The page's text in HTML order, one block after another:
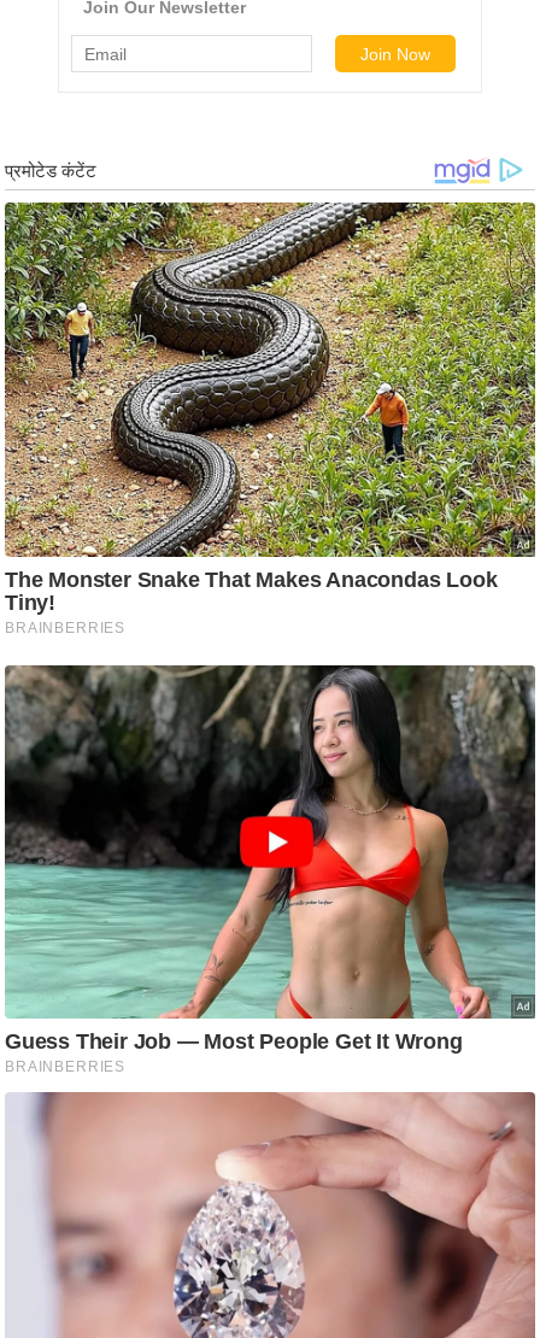
भ
ए
म
.
आ
र
.
आ
ई
.
चा
य
प
र
स
मी
क्षा
ध
र्म
ज्यो
ष
प्र
भु
म
मा
/
ध
र्म
स्थ